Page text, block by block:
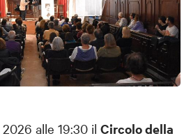
2026 alle 19:30 il Circolo della